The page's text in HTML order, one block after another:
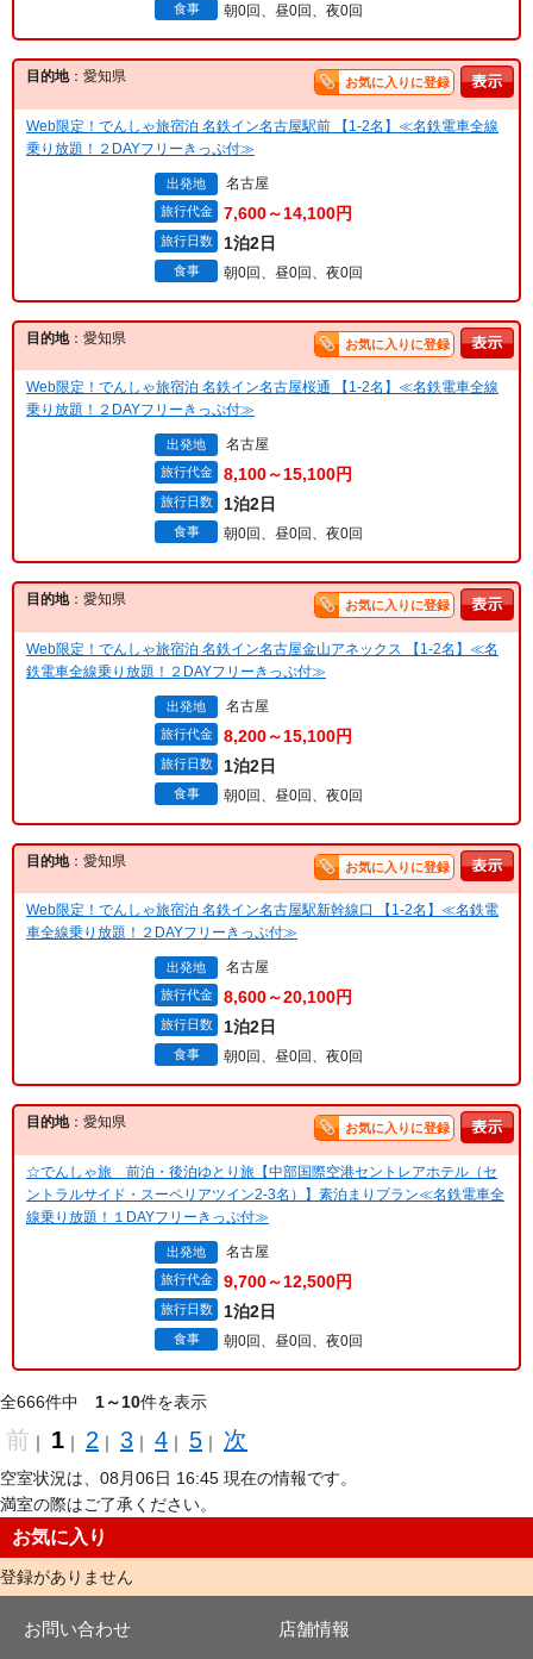
食事 朝0回、昼0回、夜0回
目的地：愛知県 お気に入りに登録
Web限定！でんしゃ旅宿泊 名鉄イン名古屋駅前 【1-2名】≪名鉄電車全線
乗り放題！２DAYフリーきっぷ付≫
出発地 名古屋
旅行代金 7,600～14,100円
旅行日数 1泊2日
食事 朝0回、昼0回、夜0回
目的地：愛知県 お気に入りに登録
Web限定！でんしゃ旅宿泊 名鉄イン名古屋桜通 【1-2名】≪名鉄電車全線
乗り放題！２DAYフリーきっぷ付≫
出発地 名古屋
旅行代金 8,100～15,100円
旅行日数 1泊2日
食事 朝0回、昼0回、夜0回
目的地：愛知県 お気に入りに登録
Web限定！でんしゃ旅宿泊 名鉄イン名古屋金山アネックス 【1-2名】≪名
鉄電車全線乗り放題！２DAYフリーきっぷ付≫
出発地 名古屋
旅行代金 8,200～15,100円
旅行日数 1泊2日
食事 朝0回、昼0回、夜0回
目的地：愛知県 お気に入りに登録
Web限定！でんしゃ旅宿泊 名鉄イン名古屋駅新幹線口 【1-2名】≪名鉄電
車全線乗り放題！２DAYフリーきっぷ付≫
出発地 名古屋
旅行代金 8,600～20,100円
旅行日数 1泊2日
食事 朝0回、昼0回、夜0回
目的地：愛知県 お気に入りに登録
☆でんしゃ旅 前泊・後泊ゆとり旅【中部国際空港セントレアホテル（セ
ントラルサイド・スーペリアツイン2-3名）】素泊まりプラン≪名鉄電車全
線乗り放題！１DAYフリーきっぷ付≫
出発地 名古屋
旅行代金 9,700～12,500円
旅行日数 1泊2日
食事 朝0回、昼0回、夜0回
全666件中 1～10件を表示
前 ｜ 1 ｜ 2 ｜ 3 ｜ 4 ｜ 5 ｜ 次
空室状況は、08月06日 16:45 現在の情報です。
満室の際はご了承ください。
お気に入り
登録がありません
お問い合わせ 店舗情報